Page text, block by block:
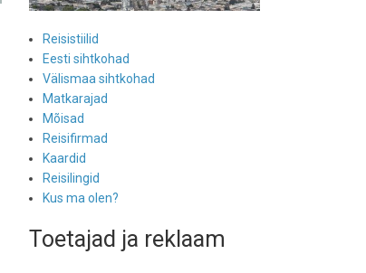
Reisistiilid
Eesti sihtkohad
Välismaa sihtkohad
Matkarajad
Mõisad
Reisifirmad
Kaardid
Reisilingid
Kus ma olen?
Toetajad ja reklaam